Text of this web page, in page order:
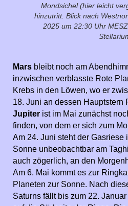
Mondsichel (hier leicht
hinzutritt. Blick nach
2025 um 22:30 Uhr
Mars bleibt noch am
inzwischen verblasste Rote
Krebs in den Löwen, wo er
18. Juni an dessen Hauptstern
Jupiter ist im Mai zunächst
finden, von dem er sich zum
Am 24. Juni steht der Gasriese
Sonne unbeobachtbar am
auch zögerlich, an den
Am 6. Mai kommt es zur
Planeten zur Sonne. Nach
Saturns fällt bis zum 22.